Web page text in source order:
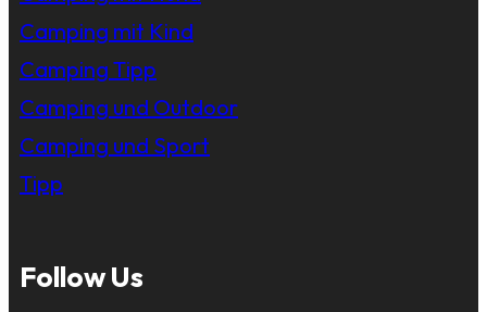
Camping mit Kind
Camping Tipp
Camping und Outdoor
Camping und Sport
Tipp
Follow Us